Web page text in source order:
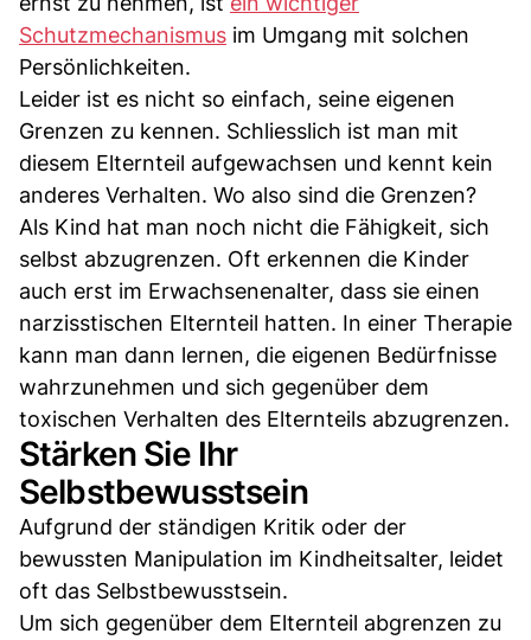
Schutzmechanismus im Umgang mit solchen
Persönlichkeiten.
Leider ist es nicht so einfach, seine eigenen
Grenzen zu kennen. Schliesslich ist man mit
diesem Elternteil aufgewachsen und kennt kein
anderes Verhalten. Wo also sind die Grenzen?
Als Kind hat man noch nicht die Fähigkeit, sich
selbst abzugrenzen. Oft erkennen die Kinder
auch erst im Erwachsenenalter, dass sie einen
narzisstischen Elternteil hatten. In einer Therapie
kann man dann lernen, die eigenen Bedürfnisse
wahrzunehmen und sich gegenüber dem
toxischen Verhalten des Elternteils abzugrenzen.
Stärken Sie Ihr
Selbstbewusstsein
Aufgrund der ständigen Kritik oder der
bewussten Manipulation im Kindheitsalter, leidet
oft das Selbstbewusstsein.
Um sich gegenüber dem Elternteil abgrenzen zu